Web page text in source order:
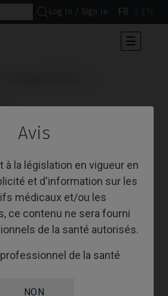
Avis
la législation en vigueur en
et d'information sur les
médicaux et/ou les
ce contenu ne sera fourni
de la santé autorisés.
de la santé
NON
Log In / Sign In FR
Toggle
☰